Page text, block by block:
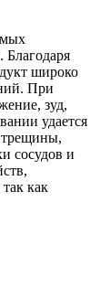
Благодаря
широко
При
зуд,
удается
трещины,
сосудов и
как